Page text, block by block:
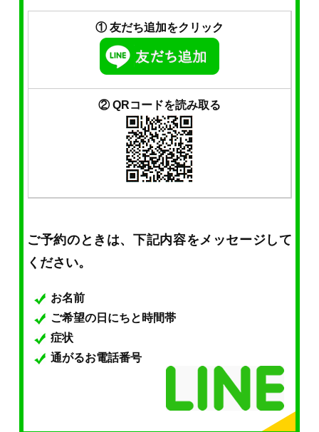
① 友だち追加をクリック
② QRコードを読み取る
ご予約のときは、下記内容をメッセージして
ください。
お名前
ご希望の日にちと時間帯
症状
通がるお電話番号